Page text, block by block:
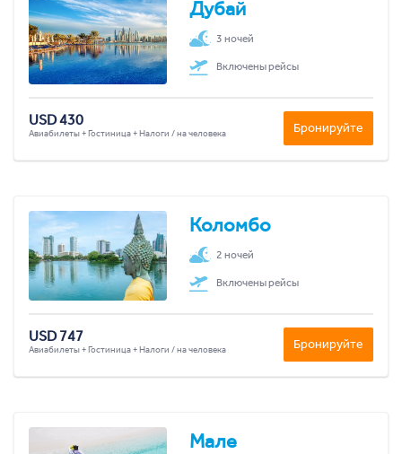
Дубай
3 ночей
Включены рейсы
USD 430
Авиабилеты + Гостиница + Налоги / на человека Бронируйте
Коломбо
2 ночей
Включены рейсы
USD 747
Авиабилеты + Гостиница + Налоги / на человека Бронируйте
Мале